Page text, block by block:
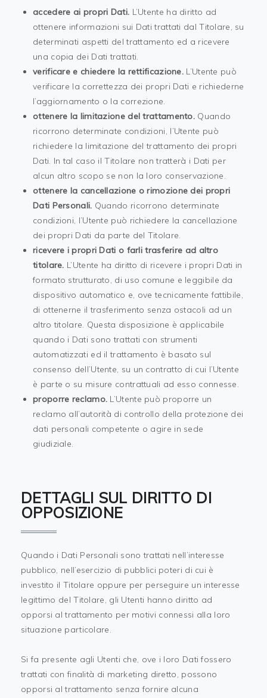
accedere ai propri Dati. L’Utente ha diritto ad
ottenere informazioni sui Dati trattati dal Titolare, su
determinati aspetti del trattamento ed a ricevere
una copia dei Dati trattati.
verificare e chiedere la rettificazione. L’Utente può
verificare la correttezza dei propri Dati e richiederne
l’aggiornamento o la correzione.
ottenere la limitazione del trattamento. Quando
ricorrono determinate condizioni, l’Utente può
richiedere la limitazione del trattamento dei propri
Dati. In tal caso il Titolare non tratterà i Dati per
alcun altro scopo se non la loro conservazione.
ottenere la cancellazione o rimozione dei propri
Dati Personali. Quando ricorrono determinate
condizioni, l’Utente può richiedere la cancellazione
dei propri Dati da parte del Titolare.
ricevere i propri Dati o farli trasferire ad altro
titolare. L’Utente ha diritto di ricevere i propri Dati in
formato strutturato, di uso comune e leggibile da
dispositivo automatico e, ove tecnicamente fattibile,
di ottenerne il trasferimento senza ostacoli ad un
altro titolare. Questa disposizione è applicabile
quando i Dati sono trattati con strumenti
automatizzati ed il trattamento è basato sul
consenso dell’Utente, su un contratto di cui l’Utente
è parte o su misure contrattuali ad esso connesse.
proporre reclamo. L’Utente può proporre un
reclamo all’autorità di controllo della protezione dei
dati personali competente o agire in sede
giudiziale.
DETTAGLI SUL DIRITTO DI
OPPOSIZIONE
Quando i Dati Personali sono trattati nell’interesse
pubblico, nell’esercizio di pubblici poteri di cui è
investito il Titolare oppure per perseguire un interesse
legittimo del Titolare, gli Utenti hanno diritto ad
opporsi al trattamento per motivi connessi alla loro
situazione particolare.
Si fa presente agli Utenti che, ove i loro Dati fossero
trattati con finalità di marketing diretto, possono
opporsi al trattamento senza fornire alcuna